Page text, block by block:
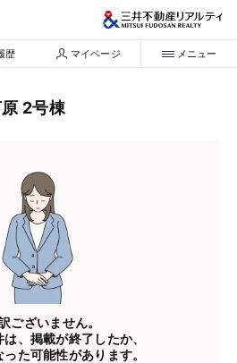
歴 マイページ メニュー
2号棟
ございません。
、掲載が終了したか、
た可能性があります。